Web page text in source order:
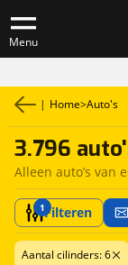
Menu
| Home>Auto's
3.796
Alleen auto’s van
1Filteren
Aantal cilinders: 6